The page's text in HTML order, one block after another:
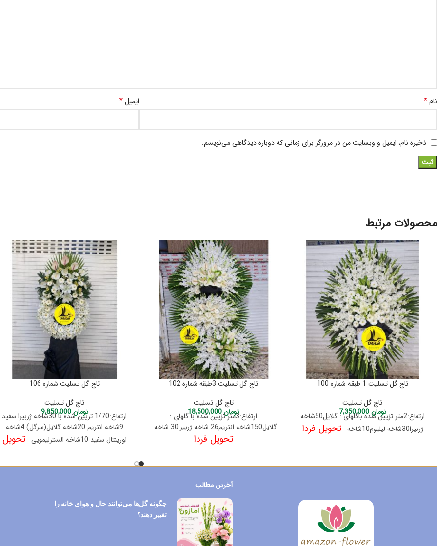
نام* ایمیل*
ذخیره نام، ایمیل و وبسایت من در مرورگر برای زمانی که دوباره دیدگاهی می‌نویسم.
محصولات مرتبط
تاج گل تسلیت 1 طبقه شماره 100
تاج گل تسلیت
تومان7,350,000
ارتفاع:2متر تزیین شده باگلهای : گلایل50شاخه
ژربیرا30شاخه لیلیوم10شاخه
تحویل فردا
تاج گل تسلیت 3طبقه شماره 102
تاج گل تسلیت
تومان18,500,000
ارتفاع:3متر تزیین شده با گلهای :
گلایل150شاخه انتریم26 شاخه ژربیرا30 شاخه
تحویل فردا
تاج گل تسلیت شماره 106
تاج گل تسلیت
تومان9,850,000
ارتفاع:1/70 تزیین شده با 30شاخه ژربیرا سفید
9شاخه انتریم 20شاخه گلایل(سرگل) 4شاخه
اورینتال سفید 10شاخه السترلیمویی
تحویل
آخرین مطالب
چگونه گل‌ها می‌توانند حال و هوای خانه را
تغییر دهند؟